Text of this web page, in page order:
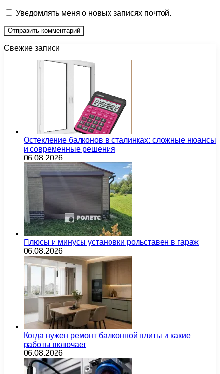
Уведомлять меня о новых записях почтой.
Свежие записи
Остекление балконов в сталинках: сложные нюансы
и современные решения
06.08.2026
Плюсы и минусы установки рольставен в гараж
06.08.2026
Когда нужен ремонт балконной плиты и какие
работы включает
06.08.2026